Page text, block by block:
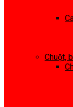
Chuột,